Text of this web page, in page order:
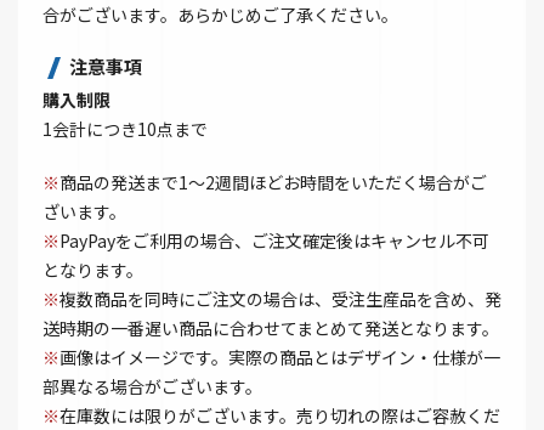
合がございます。あらかじめご了承ください。
注意事項
購入制限
1会計につき10点まで
※商品の発送まで1～2週間ほどお時間をいただく場合がご
ざいます。
※PayPayをご利用の場合、ご注文確定後はキャンセル不可
となります。
※複数商品を同時にご注文の場合は、受注生産品を含め、発
送時期の一番遅い商品に合わせてまとめて発送となります。
※画像はイメージです。実際の商品とはデザイン・仕様が一
部異なる場合がございます。
※在庫数には限りがございます。売り切れの際はご容赦くだ